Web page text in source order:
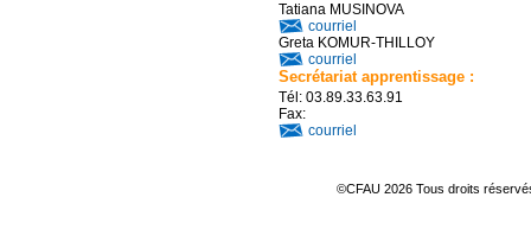
Tatiana MUSINOVA
courriel
Greta KOMUR-THILLOY
courriel
Secrétariat apprentissage :
Tél: 03.89.33.63.91
Fax:
courriel
©CFAU 2026 Tous droits